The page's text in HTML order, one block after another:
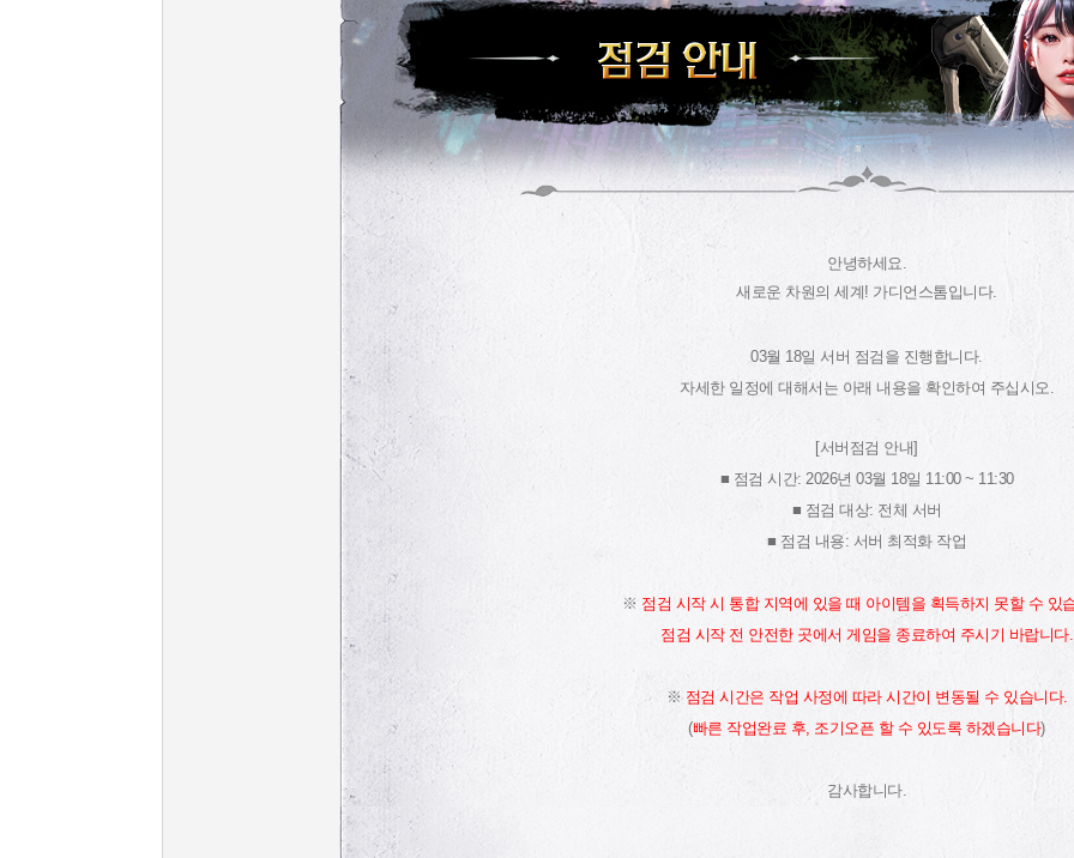
안녕하세요.
새로운 차원의 세계! 가디언스톰입니다.
03월 18일 서버 점검을 진행합니다.
자세한 일정에 대해서는 아래 내용을 확인하여 주십시오.
[서버점검 안내]
■ 점검 시간: 2026년 03월 18일 11:00 ~ 11:30
■ 점검 대상: 전체 서버
■ 점검 내용: 서버 최적화 작업
※ 점검 시작 시 통합 지역에 있을 때 아이템을 획득하지 못할 수 있
점검 시작 전 안전한 곳에서 게임을 종료하여 주시기 바랍니다.
※ 점검 시간은 작업 사정에 따라 시간이 변동될 수 있습니다.
(빠른 작업완료 후, 조기오픈 할 수 있도록 하겠습니다)
감사합니다.